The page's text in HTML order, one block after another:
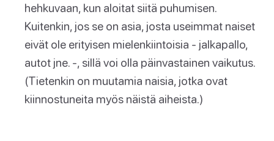
hehkuvaan, kun aloitat siitä puhumisen.
Kuitenkin, jos se on asia, josta useimmat naiset
eivät ole erityisen mielenkiintoisia - jalkapallo,
autot jne. -, sillä voi olla päinvastainen vaikutus.
(Tietenkin on muutamia naisia, jotka ovat
kiinnostuneita myös näistä aiheista.)